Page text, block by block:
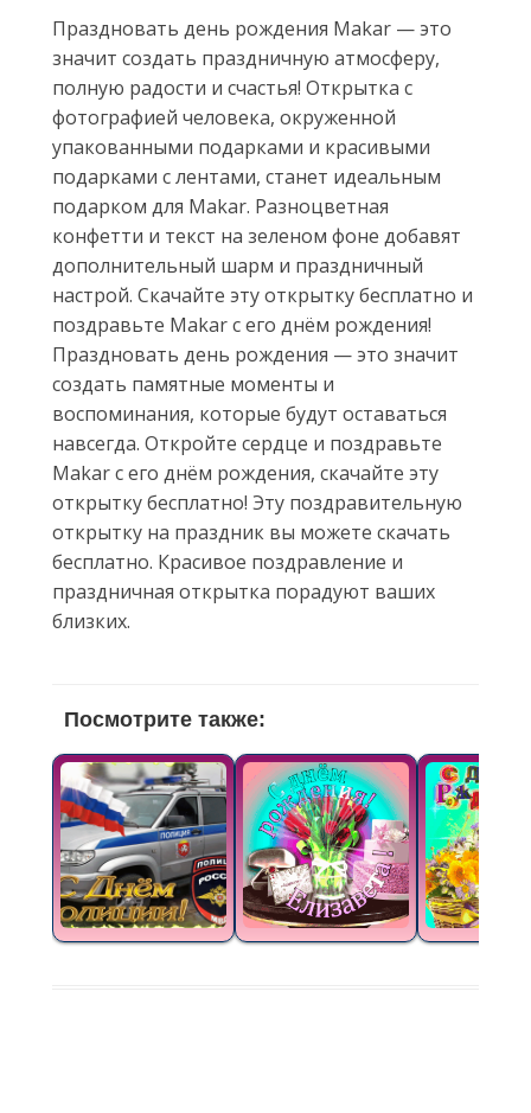
Праздновать день рождения Makar — это
значит создать праздничную атмосферу,
полную радости и счастья! Открытка с
фотографией человека, окруженной
упакованными подарками и красивыми
подарками с лентами, станет идеальным
подарком для Makar. Разноцветная
конфетти и текст на зеленом фоне добавят
дополнительный шарм и праздничный
настрой. Скачайте эту открытку бесплатно и
поздравьте Makar с его днём рождения!
Праздновать день рождения — это значит
создать памятные моменты и
воспоминания, которые будут оставаться
навсегда. Откройте сердце и поздравьте
Makar с его днём рождения, скачайте эту
открытку бесплатно! Эту поздравительную
открытку на праздник вы можете скачать
бесплатно. Красивое поздравление и
праздничная открытка порадуют ваших
близких.
Посмотрите также: